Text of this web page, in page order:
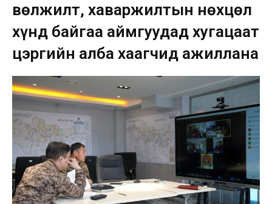
Өвөлжилт, хаваржилтын нөхцөл
хүнд байгаа аймгуудад хугацаат
цэргийн алба хаагчид ажиллана